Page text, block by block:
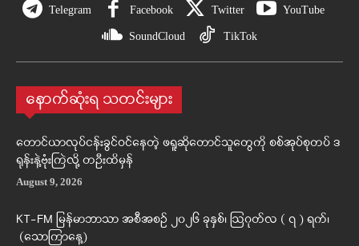
Telegram Facebook Twitter YouTube
SoundCloud TikTok
နောက်ဆုံးရ သတင်းများ
တောင်ယာလုပ်ငန်းခွင်ဝင်နေတဲ့ ဖရူဆိုတောင်သူတွေကို စစ်အုပ်စုတပ် ဒ
ရုန်းနဲ့ဗုံးကြဲလို့ တဦးထိမှန်
August 9, 2026
KT-FM မြန်မာဘာသာ အစီအစဉ် ၂၀၂၆ ခုနှစ်၊ ဩဂုတ်လ ( ၇ ) ရက်၊
(သောကြာနေ့)